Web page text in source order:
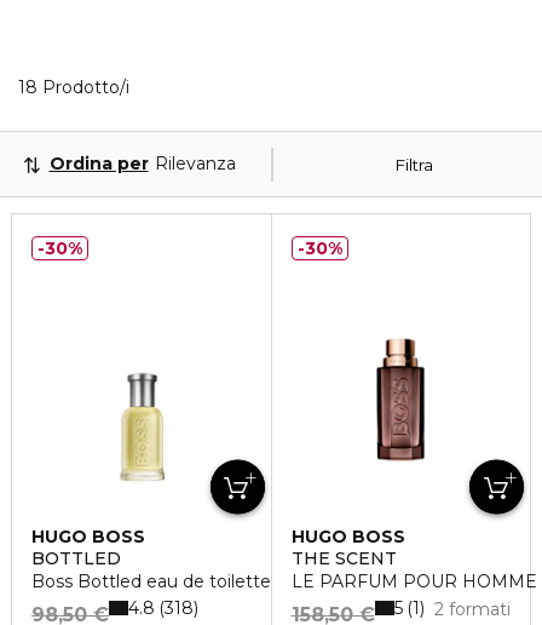
18 Prodotto/i
Filtra
Ordina per Rilevanza
HUGO BOSS
BOTTLED
Boss Bottled eau de toilette vaporisateur
98,50 € 4.8 318
30%
HUGO BOSS
THE SCENT
LE PARFUM POUR HOMME
158,50 € 2 formati
5 1
30%